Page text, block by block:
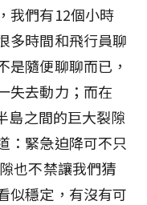
我們有12個小時
多時間和飛行員聊
是隨便聊聊而已，
失去動力；而在
島之間的巨大裂隙
：緊急迫降可不只
也不禁讓我們猜
似穩定，有沒有可